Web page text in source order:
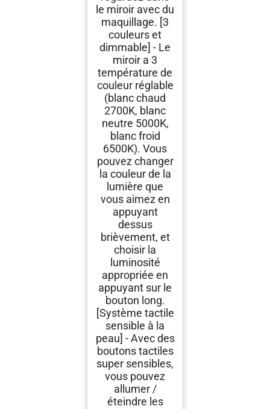
le miroir avec du
maquillage. [3
couleurs et
dimmable] - Le
miroir a 3
température de
couleur réglable
(blanc chaud
2700K, blanc
neutre 5000K,
blanc froid
6500K). Vous
pouvez changer
la couleur de la
lumière que
vous aimez en
appuyant
dessus
brièvement, et
choisir la
luminosité
appropriée en
appuyant sur le
bouton long.
[Système tactile
sensible à la
peau] - Avec des
boutons tactiles
super sensibles,
vous pouvez
allumer /
éteindre les